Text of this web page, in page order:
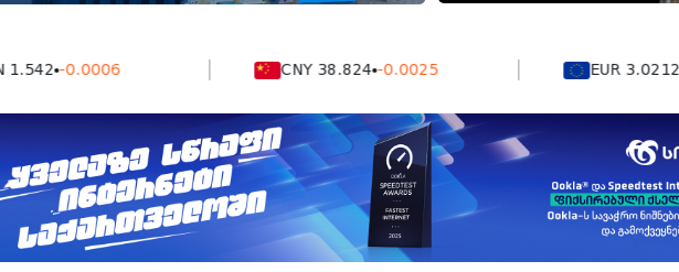
-0.0006 CNY 38.824 -0.0025 EUR 3.0212 -